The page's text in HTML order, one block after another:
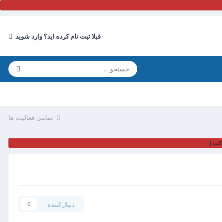
قبلا ثبت نام کرده اید؟ وارد شوید
تمامی فعالیت ها
دنبال‌کننده 0